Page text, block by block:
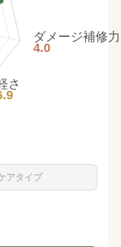
ダメージ補修力
4.0
さ
アタイプ